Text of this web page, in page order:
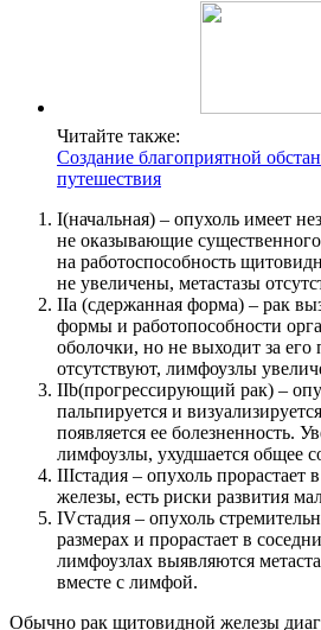
Читайте также:
Создание благоприятной
путешествия
I(начальная) – опухоль имеет
не оказывающие
на работоспособность
не увеличены, метастазы
IIа (сдержанная форма) – рак
формы и работопособности
оболочки, но не выходит за
отсутствуют, лимфоузлы
IIb(прогрессирующий рак) –
пальпируется и
появляется ее болезненность.
лимфоузлы, ухудшается общее
IIIстадия – опухоль прорастает
железы, есть риски развития
IVстадия – опухоль
размерах и прорастает в
лимфоузлах выявляются
вместе с лимфой.
Обычно рак щитовидной железы